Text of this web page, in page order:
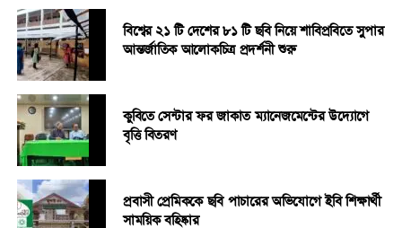
বিশ্বের ২১ টি দেশের ৮১ টি ছবি নিয়ে শাবিপ্রবিতে সুপার
আন্তর্জাতিক আলোকচিত্র প্রদর্শনী শুরু
কুবিতে সেন্টার ফর জাকাত ম্যানেজমেন্টের উদ্যোগে
বৃত্তি বিতরণ
প্রবাসী প্রেমিককে ছবি পাচারের অভিযোগে ইবি শিক্ষার্থী
সাময়িক বহিষ্কার